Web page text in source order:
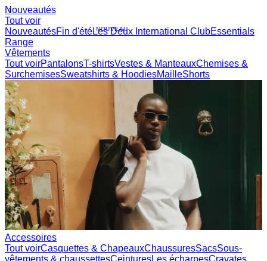
Nouveautés
Tout voir
NouveautésFin d'été NOUVEAU
Les Deux International ClubEssentials
Range
Vêtements
Tout voirPantalonsT-shirtsVestes & ManteauxChemises &
SurchemisesSweatshirts & HoodiesMailleShorts
Accessoires
Tout voirCasquettes & ChapeauxChaussuresSacsSous-
vêtements & chaussettesCeinturesLes écharpesCravates
0